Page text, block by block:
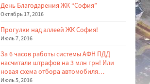
День Благодарения ЖК “София”
Октябрь 17, 2016
Прогулки над аллеей ЖК София!
Июль 7, 2016
За 6 часов работы системы АФН ПДД
насчитали штрафов на 3 млн грн! Или
новая схема отбора автомобиля…
Июль 5, 2016